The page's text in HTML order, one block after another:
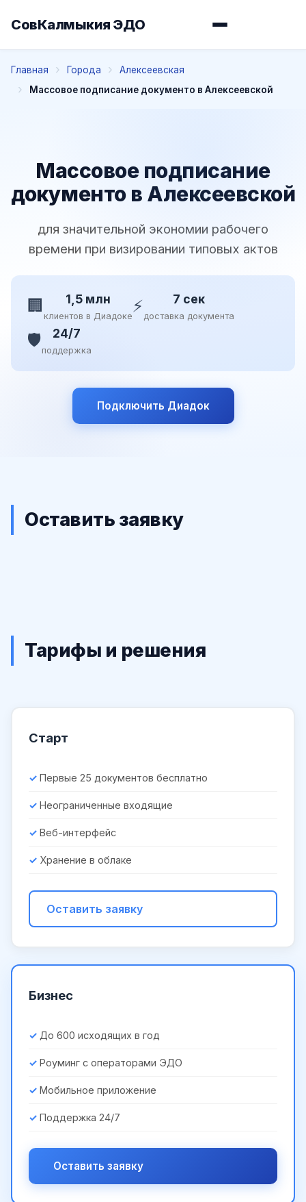
СовКалмыкия ЭДО
Главная Города
Алексеевская
Массовое подписание документо в Алексеевской
Массовое подписание
документо в Алексеевской
для значительной экономии рабочего
времени при визировании типовых актов
🏢 1,5 млн
клиентов в Диадоке⚡ 7 сек
доставка документа
🛡️ 24/7
поддержка
Подключить Диадок
Оставить заявку
Тарифы и решения
Старт
Первые 25 документов бесплатно
Неограниченные входящие
Веб-интерфейс
Хранение в облаке
Оставить заявку
Бизнес
До 600 исходящих в год
Роуминг с операторами ЭДО
Мобильное приложение
Поддержка 24/7
Оставить заявку